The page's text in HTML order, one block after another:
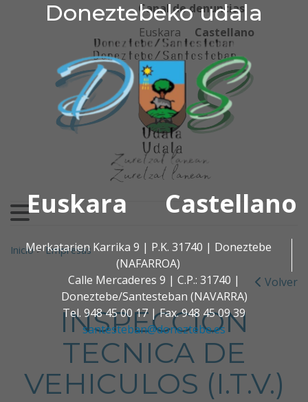
Doneztebeko udala
Euskara Castellano
Merkatarien Karrika 9 | P.K. 31740 | Doneztebe
(NAFARROA)
Calle Mercaderes 9 | C.P.: 31740 |
Doneztebe/Santesteban (NAVARRA)
Tel. 948 45 00 17 | Fax. 948 45 09 39
santesteban@doneztebe.es
Ir al contenido
Doneztebeko udala
Canal de denuncias
Euskara
Castellano
Buscar:
Inicio>Empresas
Volver
INSPECCION
TECNICA DE
VEHICULOS (I.T.V.)